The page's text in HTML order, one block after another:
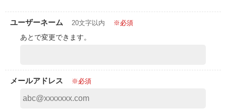
ユーザーネーム 20文字以内 ※必須
あとで変更できます。
メールアドレス ※必須